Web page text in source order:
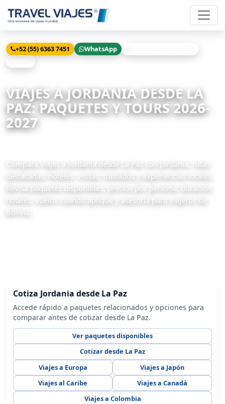
+52 (55) 6363 7451 WhatsApp
VIAJES A JORDANIA DESDE LA
PAZ: PAQUETES Y TOURS 2026-
2027
Compara viajes a Jordania desde La Paz con Jordania, rutas
destacadas, hoteles, visitas, traslados y experiencias locales.
Revisa paquetes disponibles, precios por persona, duración,
hoteles, vuelos cuando aplique y asesoría para viajeros de
Bolivia.
Cotiza Jordania desde La Paz
Accede rápido a paquetes relacionados y opciones para
comparar antes de cotizar desde La Paz.
Ver paquetes disponibles
Cotizar desde La Paz
Viajes a Europa
Viajes a Japón
Viajes al Caribe
Viajes a Canadá
Viajes a Colombia